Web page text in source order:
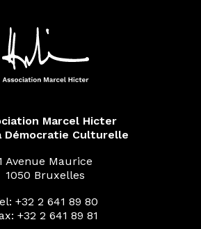
Marcel Hicter
Démocratie Culturelle
Avenue Maurice
1050 Bruxelles
+32 2 641 89 80
+32 2 641 89 81